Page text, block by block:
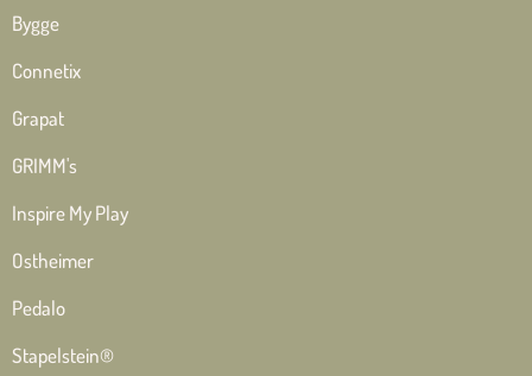
Bygge
Connetix
Grapat
GRIMM's
Inspire My Play
Ostheimer
Pedalo
Stapelstein®